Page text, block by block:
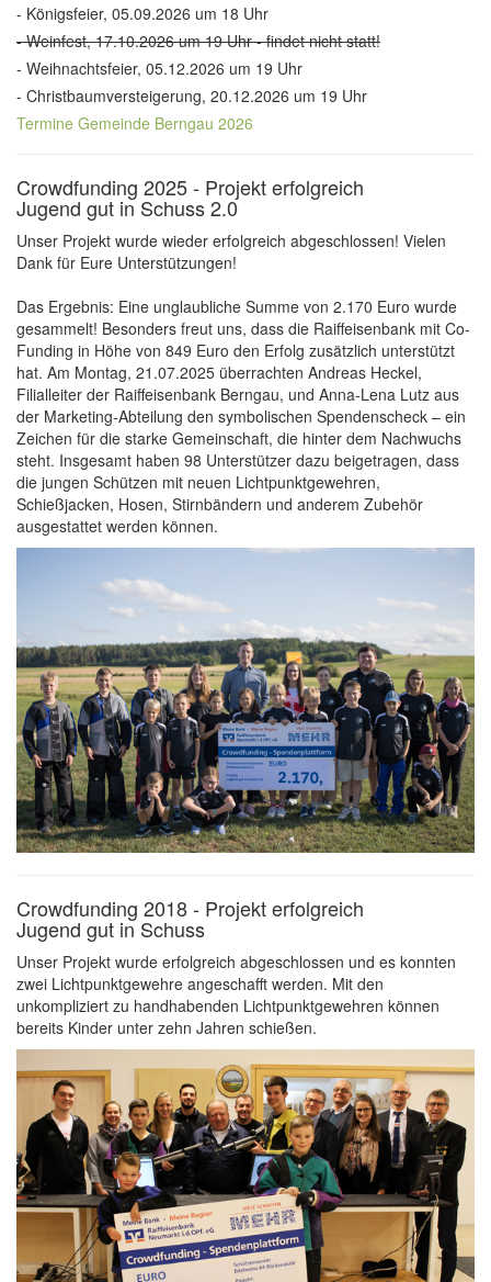
- Königsfeier, 05.09.2026 um 18 Uhr
- Weinfest, 17.10.2026 um 19 Uhr - findet nicht statt!
- Weihnachtsfeier, 05.12.2026 um 19 Uhr
- Christbaumversteigerung, 20.12.2026 um 19 Uhr
Termine Gemeinde Berngau 2026
Crowdfunding 2025 - Projekt erfolgreich
Jugend gut in Schuss 2.0
Unser Projekt wurde wieder erfolgreich abgeschlossen! Vielen
Dank für Eure Unterstützungen!
Das Ergebnis: Eine unglaubliche Summe von 2.170 Euro wurde
gesammelt! Besonders freut uns, dass die Raiffeisenbank mit Co-
Funding in Höhe von 849 Euro den Erfolg zusätzlich unterstützt
hat. Am Montag, 21.07.2025 überrachten Andreas Heckel,
Filialleiter der Raiffeisenbank Berngau, und Anna-Lena Lutz aus
der Marketing-Abteilung den symbolischen Spendenscheck – ein
Zeichen für die starke Gemeinschaft, die hinter dem Nachwuchs
steht. Insgesamt haben 98 Unterstützer dazu beigetragen, dass
die jungen Schützen mit neuen Lichtpunktgewehren,
Schießjacken, Hosen, Stirnbändern und anderem Zubehör
ausgestattet werden können.
Crowdfunding 2018 - Projekt erfolgreich
Jugend gut in Schuss
Unser Projekt wurde erfolgreich abgeschlossen und es konnten
zwei Lichtpunktgewehre angeschafft werden. Mit den
unkompliziert zu handhabenden Lichtpunktgewehren können
bereits Kinder unter zehn Jahren schießen.